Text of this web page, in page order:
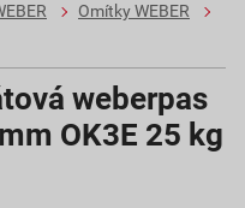
Omítky WEBER
weberpas
OK3E 25 kg